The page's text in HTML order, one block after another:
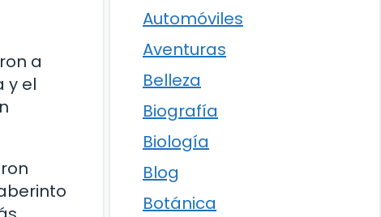
a
y el
Automóviles
Aventuras
Belleza
Biografía
Biología
Blog
Botánica